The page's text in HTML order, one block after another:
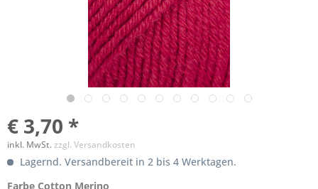
€ 3,70 *
inkl. MwSt.zzgl. Versandkosten
Lagernd. Versandbereit in 2 bis 4 Werktagen.
Farbe Cotton Merino